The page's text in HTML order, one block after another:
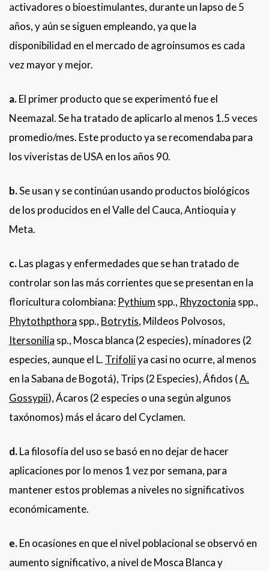
activadores o bioestimulantes, durante un lapso de 5
años, y aún se siguen empleando, ya que la
disponibilidad en el mercado de agroinsumos es cada
vez mayor y mejor.
a.El primer producto que se experimentó fue el
Neemazal. Se ha tratado de aplicarlo al menos 1.5 veces
promedio/mes. Este producto ya se recomendaba para
los viveristas de USA en los años 90.
b.Se usan y se continúan usando productos biológicos
de los producidos en el Valle del Cauca, Antioquia y
Meta.
c.Las plagas y enfermedades que se han tratado de
controlar son las más corrientes que se presentan en la
floricultura colombiana: Pythium spp., Rhyzoctonia spp.,
Phytothpthora spp., Botrytis, Mildeos Polvosos,
Itersonilia sp., Mosca blanca (2 especies), minadores (2
especies, aunque el L. Trifoliiya casi no ocurre, al menos
en la Sabana de Bogotá), Trips (2 Especies), Áfidos (A.
Gossypii), Ácaros (2 especies o una según algunos
taxónomos) más el ácaro del Cyclamen.
d.La filosofía del uso se basó en no dejar de hacer
aplicaciones por lo menos 1 vez por semana, para
mantener estos problemas a niveles no significativos
económicamente.
e.En ocasiones en que el nivel poblacional se observó en
aumento significativo, a nivel de Mosca Blanca y